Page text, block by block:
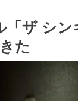
「ザ シ
た